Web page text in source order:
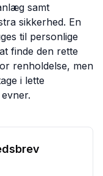
samt
sikkerhed. En
til personlige
finde den rette
renholdelse, men
i lette